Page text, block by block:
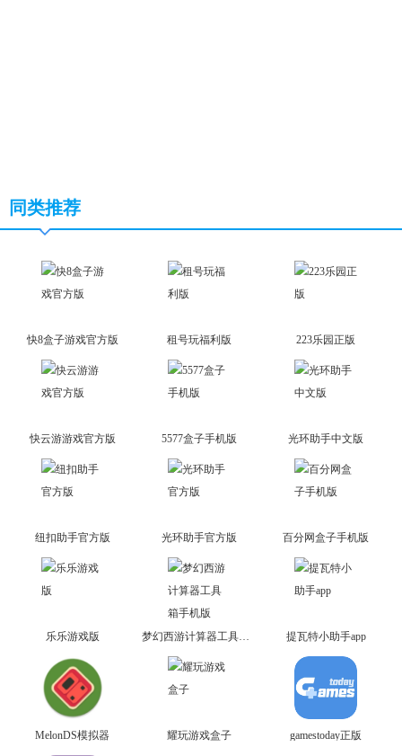
同类推荐
快8盒子游戏官方版 租号玩福利版 223乐园正版
快云游游戏官方版 5577盒子手机版 光环助手中文版
纽扣助手官方版 光环助手官方版 百分网盒子手机版
乐乐游戏版 梦幻西游计算器工具箱手机版 提瓦特小助手app
MelonDS模拟器 耀玩游戏盒子 gamestoday正版